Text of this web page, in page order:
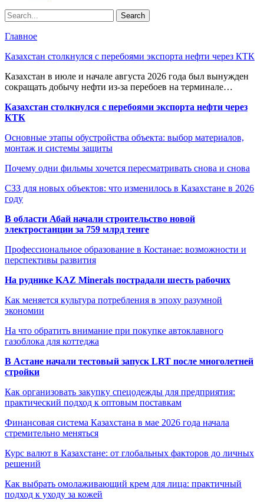
Главное
Казахстан столкнулся с перебоями экспорта нефти через КТК
Казахстан в июле и начале августа 2026 года был вынужден
сокращать добычу нефти из-за перебоев на терминале…
Казахстан столкнулся с перебоями экспорта нефти через
КТК
Основные этапы обустройства объекта: выбор материалов,
монтаж и системы защиты
Почему одни фильмы хочется пересматривать снова и снова
СЗЗ для новых объектов: что изменилось в Казахстане в 2026
году
В области Абай начали строительство новой
электростанции за 759 млрд тенге
Профессиональное образование в Костанае: возможности и
перспективы развития
На руднике KAZ Minerals пострадали шесть рабочих
Как меняется культура потребления в эпоху разумной
экономии
На что обратить внимание при покупке автоклавного
газоблока для коттеджа
В Астане начали тестовый запуск LRT после многолетней
стройки
Как организовать закупку спецодежды для предприятия:
практический подход к оптовым поставкам
Финансовая система Казахстана в мае 2026 года начала
стремительно меняться
Курс валют в Казахстане: от глобальных факторов до личных
решений
Как выбрать омолаживающий крем для лица: практичный
подход к уходу за кожей